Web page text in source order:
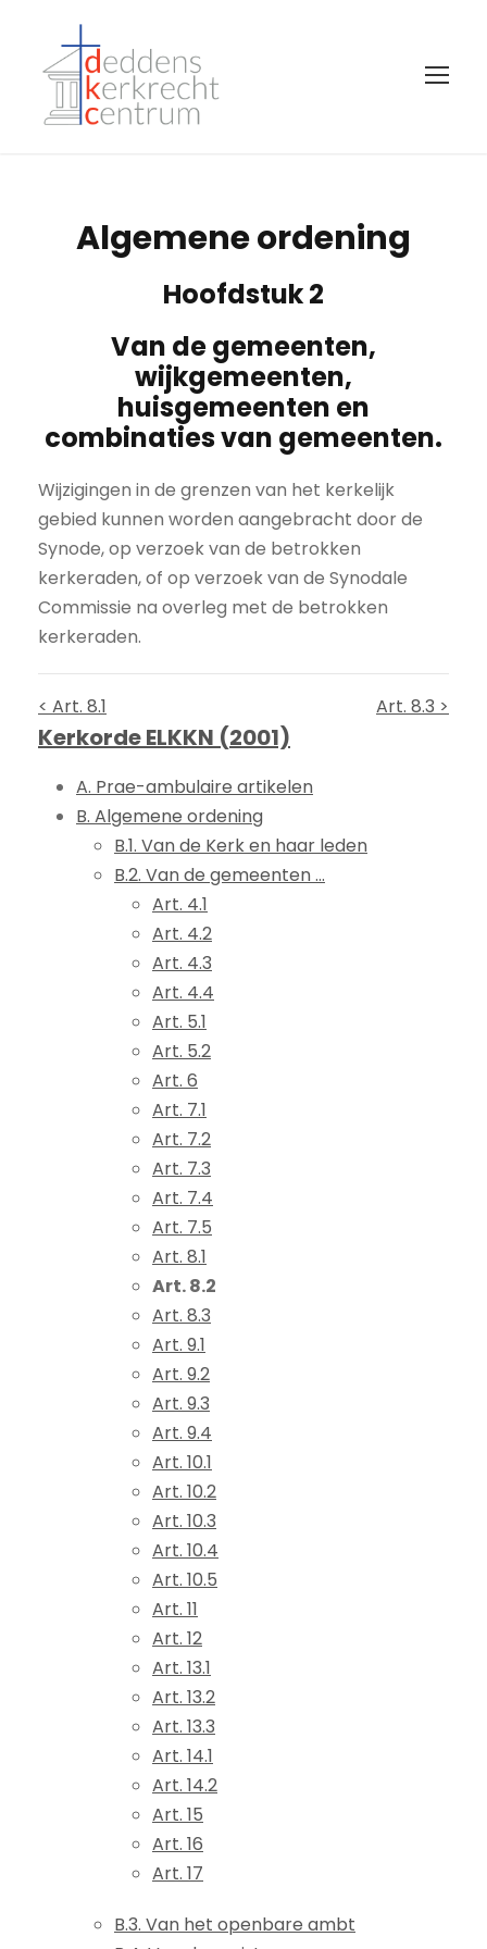
Algemene ordening
Hoofdstuk 2
Van de gemeenten,
wijkgemeenten,
huisgemeenten en
combinaties van gemeenten.
Wijzigingen in de grenzen van het kerkelijk
gebied kunnen worden aangebracht door de
Synode, op verzoek van de betrokken
kerkeraden, of op verzoek van de Synodale
Commissie na overleg met de betrokken
kerkeraden.
< Art. 8.1 Art. 8.3 >
Kerkorde ELKKN (2001)
A. Prae-ambulaire artikelen
B. Algemene ordening
B.1. Van de Kerk en haar leden
B.2. Van de gemeenten ...
Art. 4.1
Art. 4.2
Art. 4.3
Art. 4.4
Art. 5.1
Art. 5.2
Art. 6
Art. 7.1
Art. 7.2
Art. 7.3
Art. 7.4
Art. 7.5
Art. 8.1
Art. 8.2
Art. 8.3
Art. 9.1
Art. 9.2
Art. 9.3
Art. 9.4
Art. 10.1
Art. 10.2
Art. 10.3
Art. 10.4
Art. 10.5
Art. 11
Art. 12
Art. 13.1
Art. 13.2
Art. 13.3
Art. 14.1
Art. 14.2
Art. 15
Art. 16
Art. 17
B.3. Van het openbare ambt